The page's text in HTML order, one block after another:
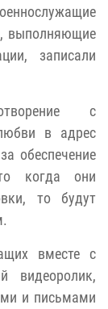
выполняющие
записали
с
в адрес
обеспечение
когда они
то будут
вместе с
видеоролик,
и письмами